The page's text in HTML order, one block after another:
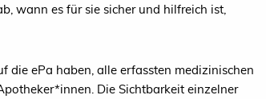
wann es für sie sicher und hilfreich ist,
die ePa haben, alle erfassten medizinischen
Die Sichtbarkeit einzelner